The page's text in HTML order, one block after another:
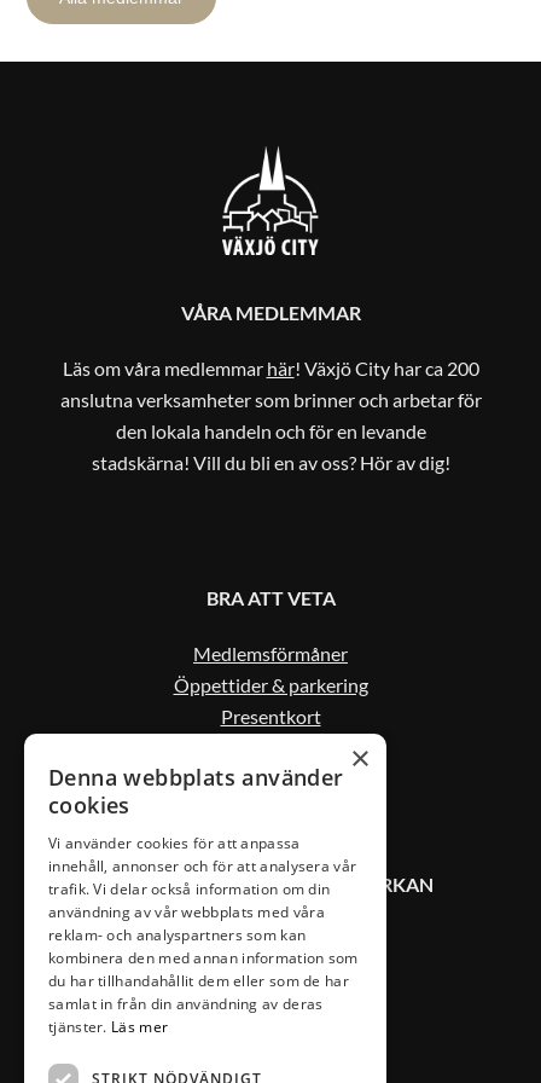
VÅRA MEDLEMMAR
Läs om våra medlemmar här! Växjö City har ca 200
anslutna verksamheter som brinner och arbetar för
den lokala handeln och för en levande
stadskärna! Vill du bli en av oss? Hör av dig!
BRA ATT VETA
Medlemsförmåner
Öppettider & parkering
Presentkort
KONTAKT VÄXJÖ CITYSAMVERKAN
0470-407 00
info@vaxjocity.com
×
Denna webbplats använder
cookies
Vi använder cookies för att anpassa
innehåll, annonser och för att analysera vår
trafik. Vi delar också information om din
användning av vår webbplats med våra
reklam- och analyspartners som kan
kombinera den med annan information som
du har tillhandahållit dem eller som de har
samlat in från din användning av deras
tjänster. Läs mer
STRIKT NÖDVÄNDIGT